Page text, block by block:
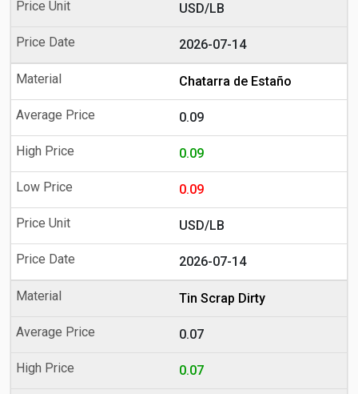
USD/LB
2026-07-14
Chatarra de Estaño
0.09
0.09
0.09
USD/LB
2026-07-14
Tin Scrap Dirty
0.07
0.07